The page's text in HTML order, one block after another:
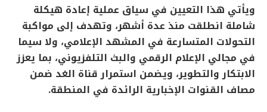
ويأتي هذا التعيين في سياق عملية إعادة هيكلة
شاملة انطلقت منذ عدة أشهر، وتهدف إلى مواكبة
التحولات المتسارعة في المشهد الإعلامي، ولا سيما
في مجالي الإعلام الرقمي والبث التلفزيوني، بما يعزز
الابتكار والتطوير، ويضمن استمرار قناة الغد ضمن
مصاف القنوات الإخبارية الرائدة في المنطقة.